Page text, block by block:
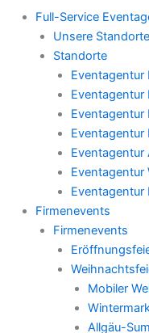
Full-Service
Unsere Standorte
Standorte
Eventagentur
Eventagentur
Eventagentur
Eventagentur
Eventagentur
Eventagentur
Eventagentur
Firmenevents
Firmenevents
Mobiler
Allgäu-